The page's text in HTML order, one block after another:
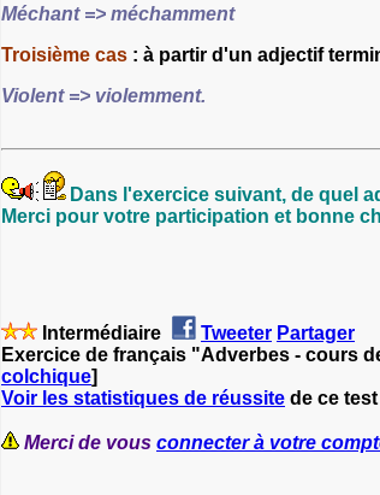
Méchant => méchamment
Troisième cas : à partir d'un adjectif
Violent => violemment.
Dans l'exercice suivant, de quel
Merci pour votre participation et bonne
Intermédiaire Tweeter Partager
Exercice de français "Adverbes - cours
colchique]
Voir les statistiques de réussite de ce
Merci de vous connecter à votre